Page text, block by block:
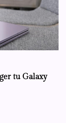
tu Galaxy